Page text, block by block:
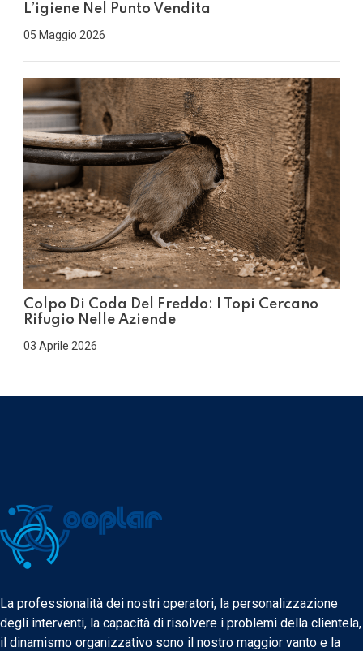
L’igiene Nel Punto Vendita
05 Maggio 2026
Colpo Di Coda Del Freddo: I Topi Cercano
Rifugio Nelle Aziende
03 Aprile 2026
La professionalità dei nostri operatori, la personalizzazione
degli interventi, la capacità di risolvere i problemi della clientela,
il dinamismo organizzativo sono il nostro maggior vanto e la